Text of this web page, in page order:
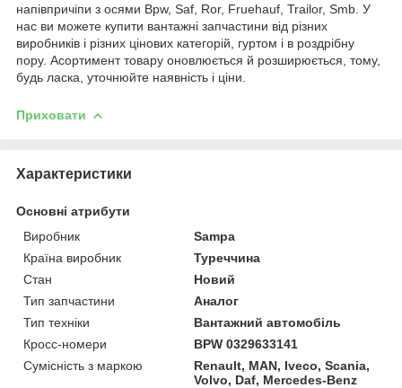
напівпричіпи з осями Bpw, Saf, Ror, Fruehauf, Trailor, Smb. У
нас ви можете купити вантажні запчастини від різних
виробників і різних цінових категорій, гуртом і в роздрібну
пору. Асортимент товару оновлюється й розширюється, тому,
будь ласка, уточнюйте наявність і ціни.
Приховати
Характеристики
Основні атрибути
Виробник
Sampa
Країна виробник
Туреччина
Стан
Новий
Тип запчастини
Аналог
Тип техніки
Вантажний автомобіль
Кросс-номери
BPW 0329633141
Сумісність з маркою
Renault, MAN, Iveco, Scania,
Volvo, Daf, Mercedes-Benz